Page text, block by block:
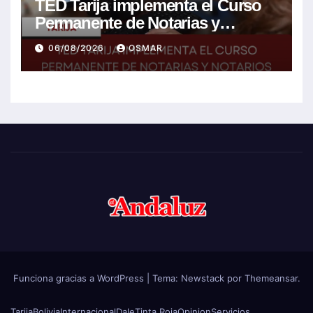
TED Tarija implementa el Curso
Permanente de Notarias y
Notarios Electorales 2026
06/08/2026 OSMAR
Funciona gracias a WordPress Tema: Newstackpor Themeansar.